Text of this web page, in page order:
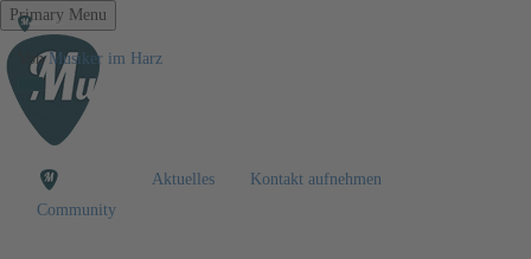
Primary Menu
Community
Aktuelles Kontakt aufnehmen
Von Musiker im Harz